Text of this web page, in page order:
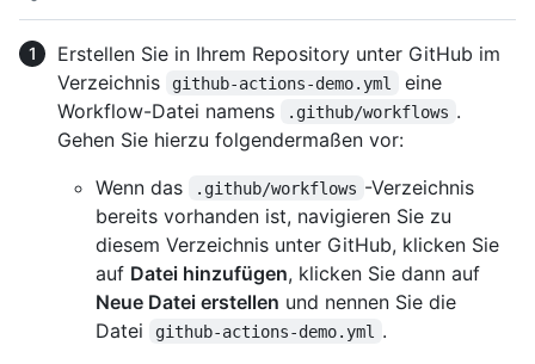
Erstellen Sie in Ihrem Repository unter GitHub im
Verzeichnis
github-actions-demo.yml
eine
Workflow-Datei namens
.github/workflows .
Gehen Sie hierzu folgendermaßen vor:
Wenn das
.github/workflows -Verzeichnis
bereits vorhanden ist, navigieren Sie zu
diesem Verzeichnis unter GitHub, klicken Sie
auf Datei hinzufügen, klicken Sie dann auf
Neue Datei erstellen und nennen Sie die
Datei
github-actions-demo.yml
.